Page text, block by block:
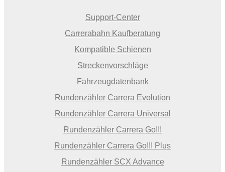
Support-Center
Carrerabahn Kaufberatung
Kompatible Schienen
Streckenvorschläge
Fahrzeugdatenbank
Rundenzähler Carrera Evolution
Rundenzähler Carrera Universal
Rundenzähler Carrera Go!!!
Rundenzähler Carrera Go!!! Plus
Rundenzähler SCX Advance